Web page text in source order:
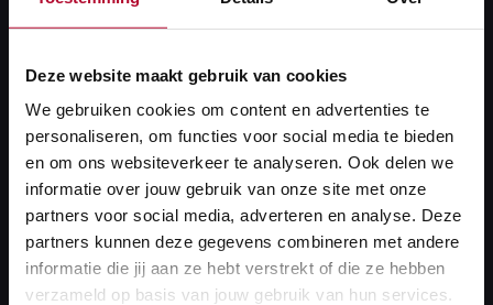
Deze website maakt gebruik van cookies
We gebruiken cookies om content en advertenties te
personaliseren, om functies voor social media te bieden
en om ons websiteverkeer te analyseren. Ook delen we
informatie over jouw gebruik van onze site met onze
partners voor social media, adverteren en analyse. Deze
partners kunnen deze gegevens combineren met andere
informatie die jij aan ze hebt verstrekt of die ze hebben
verzameld op basis van jouw gebruik van hun services.
De laatste reis
Werken bij het spoor; dat was het leven voor
Leendert en zijn maten. In deze aflevering wordt dat
eerbiedig duidelijk gemaakt als oma Dinie en haar
kleindochter zich klaarmaken voor een laatste reis
vanaf Amsterdam Centraal.